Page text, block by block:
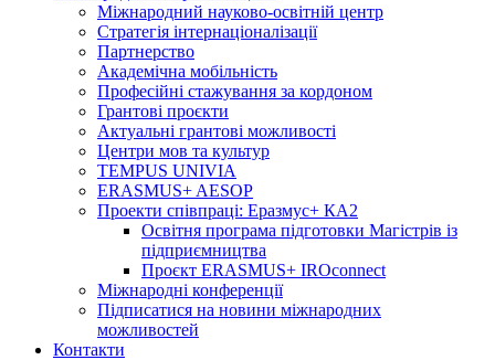
Міжнародний науково-освітній центр
Стратегія інтернаціоналізації
Партнерство
Академічна мобільність
Професійні стажування за кордоном
Грантові проєкти
Актуальні грантові можливості
Центри мов та культур
TEMPUS UNIVIA
ERASMUS+ AESOP
Проекти співпраці: Еразмус+ КА2
Освітня програма підготовки Магістрів із
підприємництва
Проєкт ERASMUS+ IROconnect
Міжнародні конференції
Підписатися на новини міжнародних
можливостей
Контакти